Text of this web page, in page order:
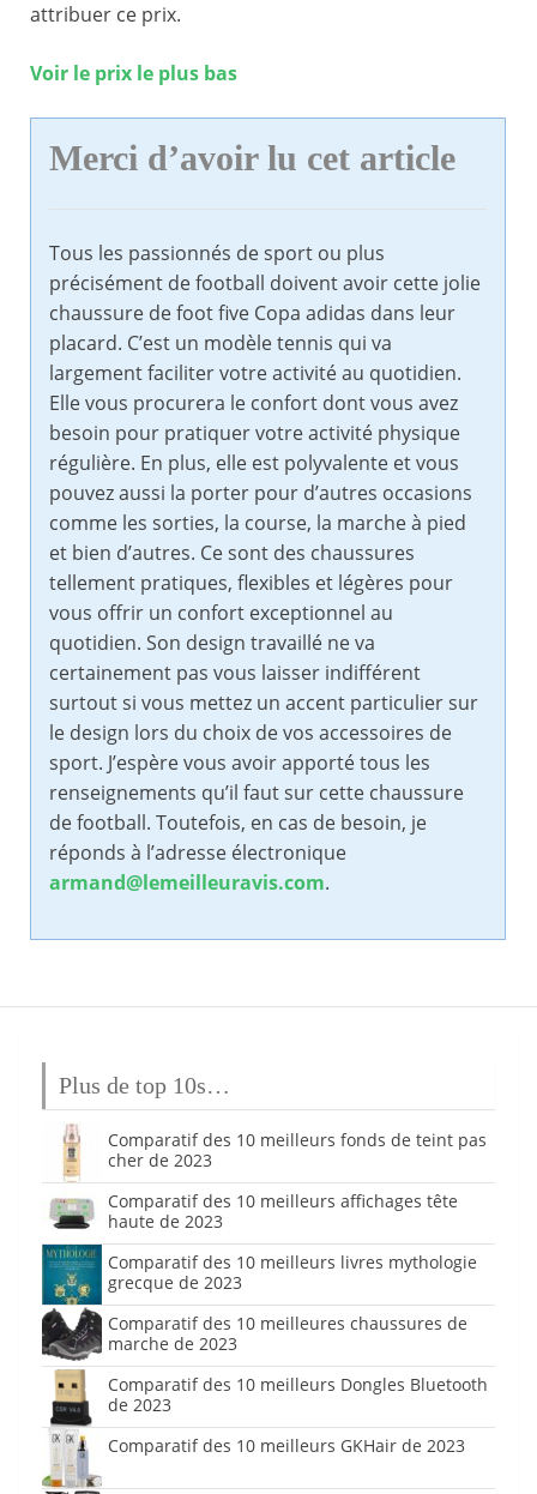
attribuer ce prix.
Voir le prix le plus bas
Merci d’avoir lu cet article
Tous les passionnés de sport ou plus
précisément de football doivent avoir cette jolie
chaussure de foot five Copa adidas dans leur
placard. C’est un modèle tennis qui va
largement faciliter votre activité au quotidien.
Elle vous procurera le confort dont vous avez
besoin pour pratiquer votre activité physique
régulière. En plus, elle est polyvalente et vous
pouvez aussi la porter pour d’autres occasions
comme les sorties, la course, la marche à pied
et bien d’autres. Ce sont des chaussures
tellement pratiques, flexibles et légères pour
vous offrir un confort exceptionnel au
quotidien. Son design travaillé ne va
certainement pas vous laisser indifférent
surtout si vous mettez un accent particulier sur
le design lors du choix de vos accessoires de
sport. J’espère vous avoir apporté tous les
renseignements qu’il faut sur cette chaussure
de football. Toutefois, en cas de besoin, je
réponds à l’adresse électronique
armand@lemeilleuravis.com.
Plus de top 10s…
Comparatif des 10 meilleurs fonds de teint pas
cher de 2023
Comparatif des 10 meilleurs affichages tête
haute de 2023
Comparatif des 10 meilleurs livres mythologie
grecque de 2023
Comparatif des 10 meilleures chaussures de
marche de 2023
Comparatif des 10 meilleurs Dongles Bluetooth
de 2023
Comparatif des 10 meilleurs GKHair de 2023